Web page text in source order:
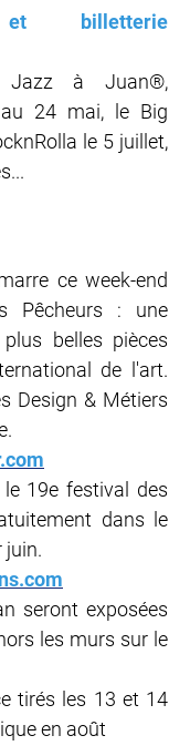
billetterie
à Juan®,
au 24 mai, le Big
le 5 juillet,
ce week-end
Pêcheurs : une
belles pièces
de l'art.
Design & Métiers
19e festival des
dans le
juin.
seront exposées
les murs sur le
tirés les 13 et 14
en août